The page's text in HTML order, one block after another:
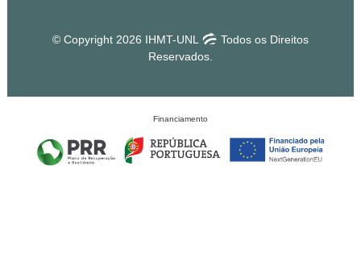
© Copyright 2026 IHMT-UNL
Todos os Direitos
Reservados.
Financiamento